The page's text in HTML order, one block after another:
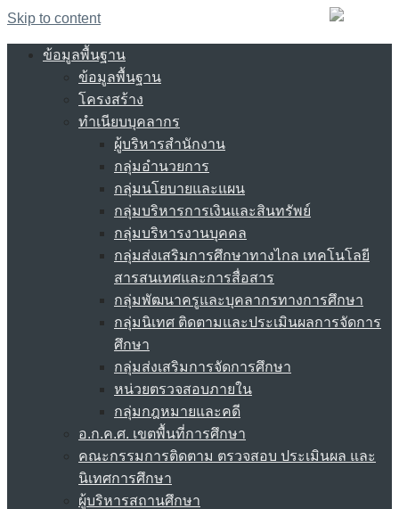
Skip to content
ข้อมูลพื้นฐาน
ข้อมูลพื้นฐาน
โครงสร้าง
ทำเนียบบุคลากร
ผู้บริหารสำนักงาน
กลุ่มอำนวยการ
กลุ่มนโยบายและแผน
กลุ่มบริหารการเงินและสินทรัพย์
กลุ่มบริหารงานบุคคล
กลุ่มส่งเสริมการศึกษาทางไกล เทคโนโลยี
สารสนเทศและการสื่อสาร
กลุ่มพัฒนาครูและบุคลากรทางการศึกษา
กลุ่มนิเทศ ติดตามและประเมินผลการจัดการ
ศึกษา
กลุ่มส่งเสริมการจัดการศึกษา
หน่วยตรวจสอบภายใน
กลุ่มกฎหมายและคดี
อ.ก.ค.ศ. เขตพื้นที่การศึกษา
คณะกรรมการติดตาม ตรวจสอบ ประเมินผล และ
นิเทศการศึกษา
ผู้บริหารสถานศึกษา